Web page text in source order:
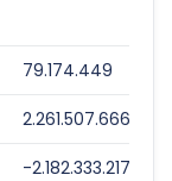
79.174.449
2.261.507.666
-2.182.333.217